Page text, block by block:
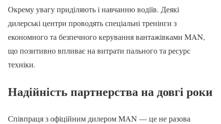
Окрему увагу приділяють і навчанню водіїв. Деякі
дилерські центри проводять спеціальні тренінги з
економного та безпечного керування вантажівками MAN,
що позитивно впливає на витрати пального та ресурс
техніки.
Надійність партнерства на довгі роки
Співпраця з офіційним дилером MAN — це не разова